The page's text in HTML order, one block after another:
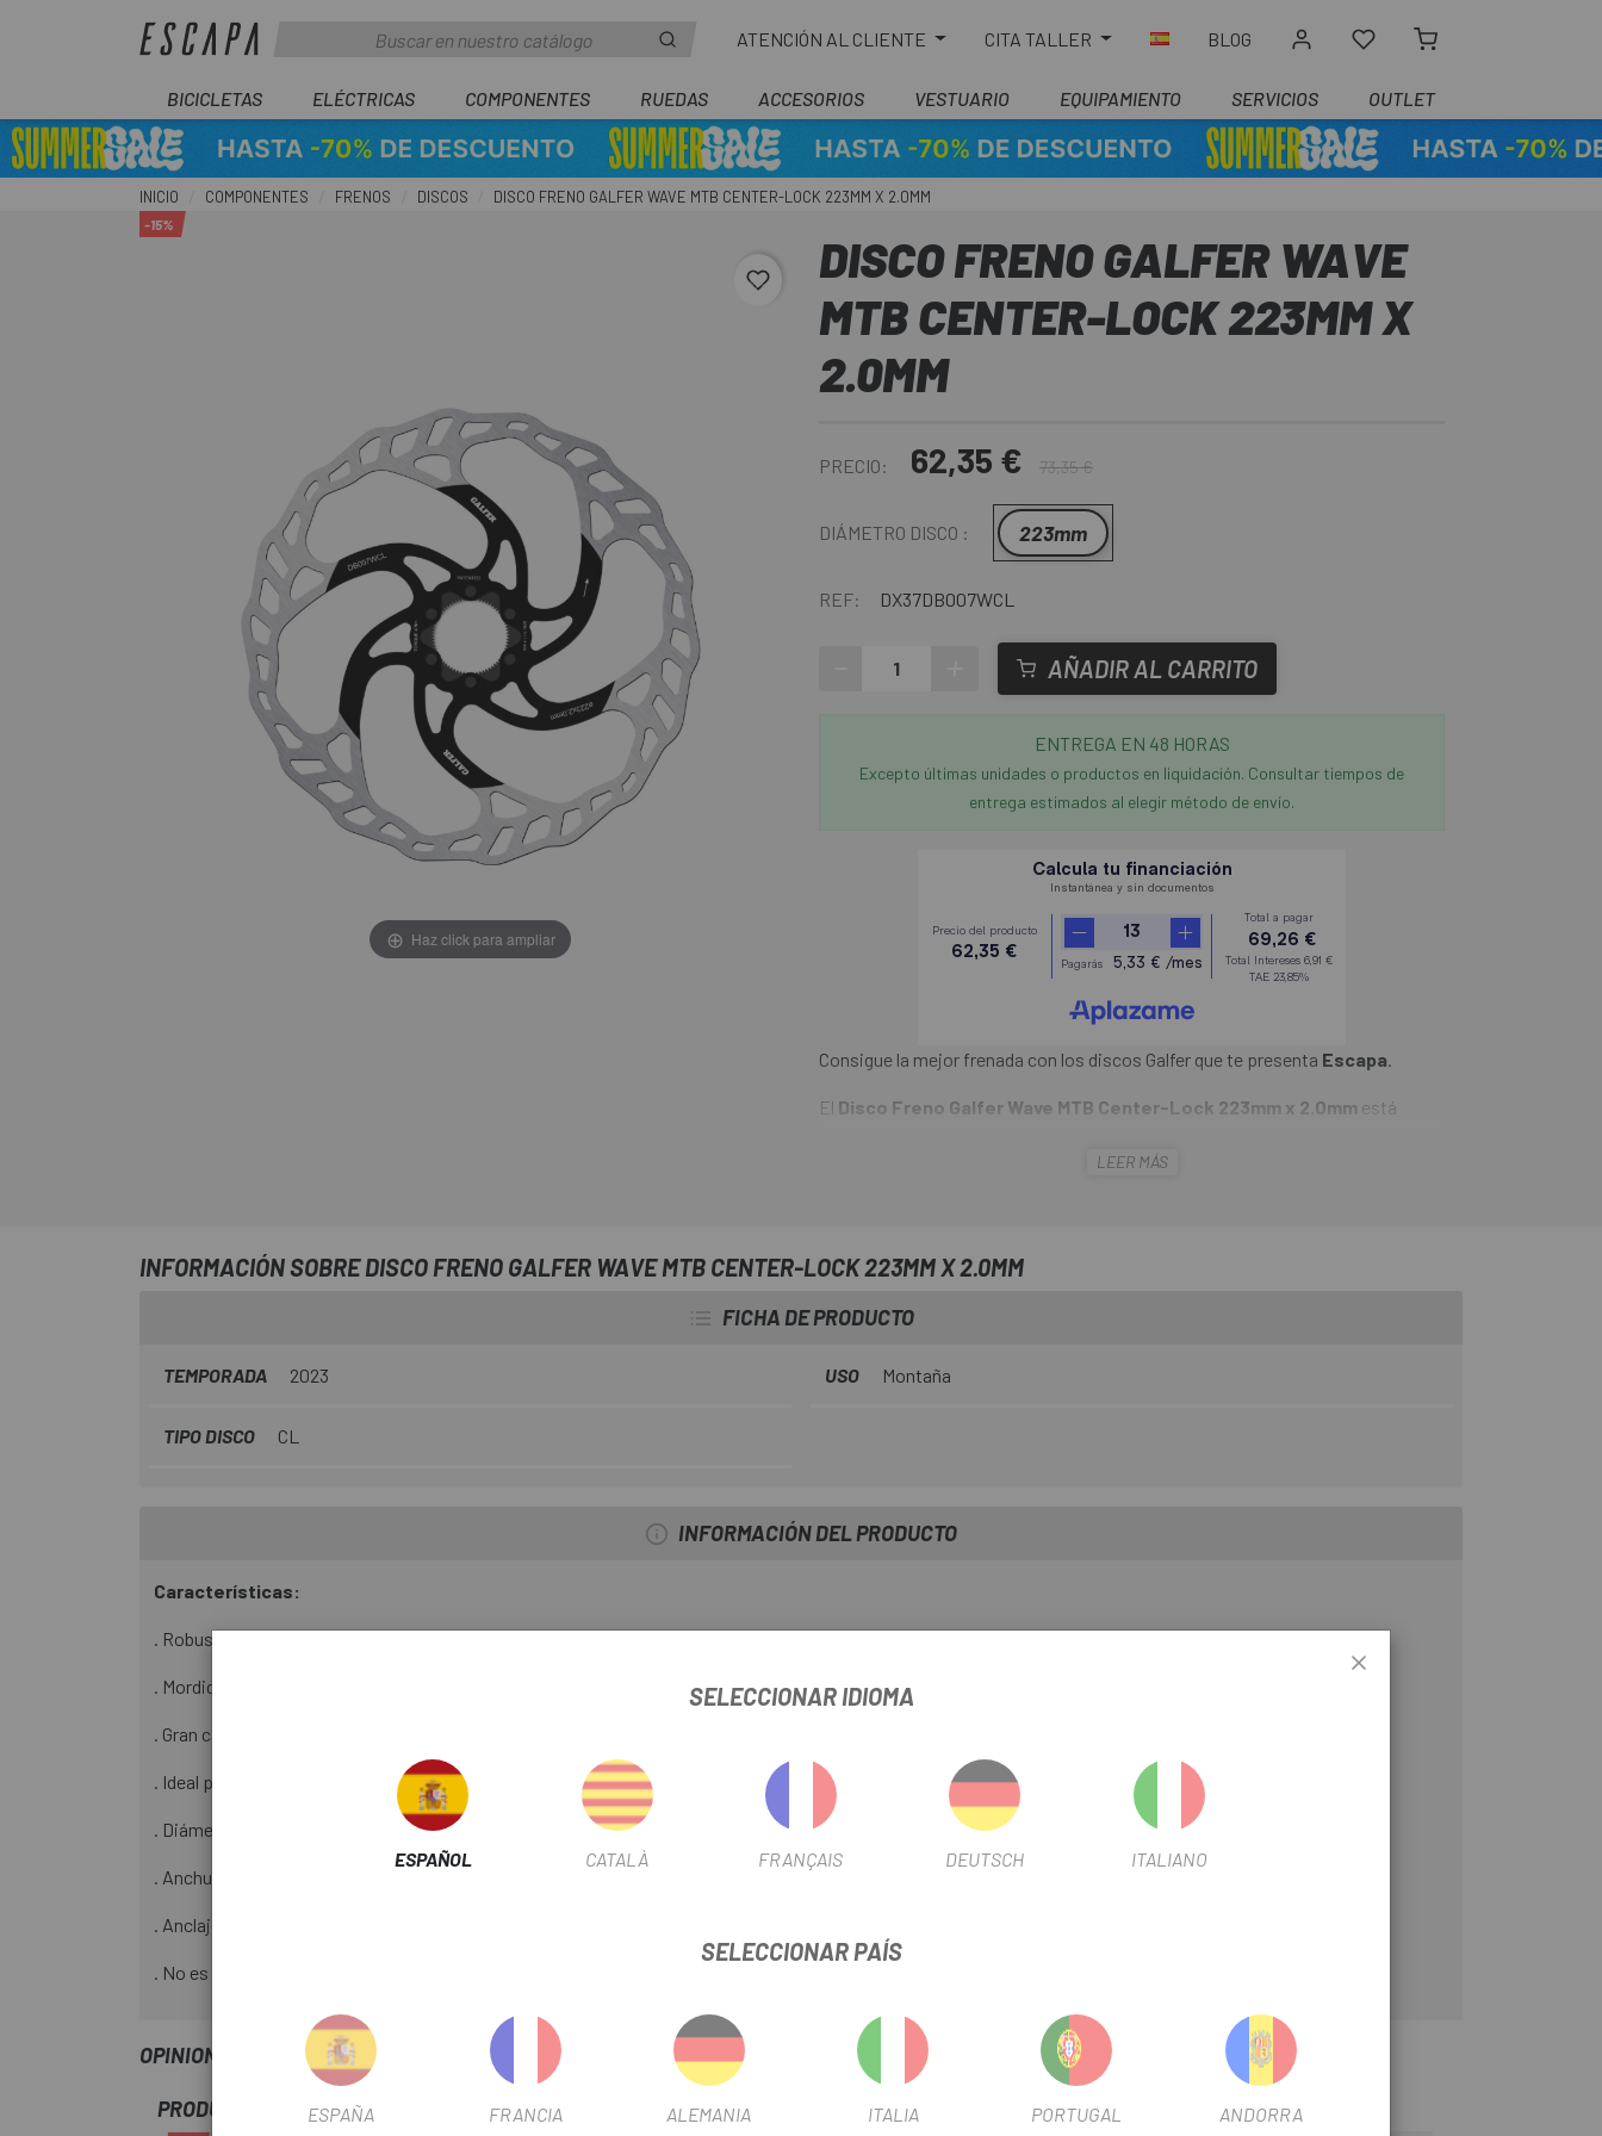
ATENCIÓN AL CLIENTE CITA TALLER BLOG
BICICLETAS ELÉCTRICAS COMPONENTES RUEDAS ACCESORIOS VESTUARIO EQUIPAMIENTO SERVICIOS OUTLET
INICIO COMPONENTES FRENOS DISCOS DISCO FRENO GALFER WAVE MTB CENTER-LOCK 223MM X 2.0MM
favorite_border
-15%
Haz click para ampliar
DISCO FRENO GALFER WAVE
MTB CENTER-LOCK 223MM X
2.0MM
PRECIO: 62,35 € 73,35 €
DIÁMETRO DISCO : 223mm
REF: DX37DB007WCL
AÑADIR AL CARRITO
ENTREGA EN 48 HORAS
Excepto últimas unidades o productos en liquidación. Consultar tiempos de
entrega estimados al elegir método de envío.
Consigue la mejor frenada con los discos Galfer que te presenta Escapa.
El Disco Freno Galfer Wave MTB Center-Lock 223mm x 2.0mm está
supone la aplicación directa de una tecnología de la alta competición al alcance
la mayoría de disco del mercado, y no emiten ruidos o vibraciones.
LEER MÁS
INFORMACIÓN SOBRE DISCO FRENO GALFER WAVE MTB CENTER-LOCK 223MM X 2.0MM
FICHA DE PRODUCTO
TEMPORADA 2023 USO Montaña
TIPO DISCO CL
INFORMACIÓN DEL PRODUCTO
Características:
. Robustez.
. Mordida agresiva.
. Gran capacidad de limpieza de la pastilla.
. Ideal para barro y humedad.
. Diámetro: 223mm
. Anchura: 2.0mm
. Anclaje disco: Center-Lock
. No es compatible con el sistema Fulcrum AFS
OPINIONES
PRODUCTOS SIMILARES
SELECCIONAR IDIOMA
ESPAÑOL CATALÀ FRANÇAIS DEUTSCH ITALIANO
SELECCIONAR PAÍS
ESPAÑA FRANCIA ALEMANIA ITALIA PORTUGAL ANDORRA